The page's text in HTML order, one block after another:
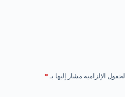
الحقول الإلزامية مشار إليها بـ *